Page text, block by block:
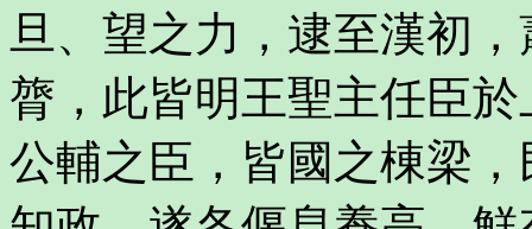
旦、望之力，逮至漢初
膂，此皆明王聖主任臣
公輔之臣，皆國之棟梁